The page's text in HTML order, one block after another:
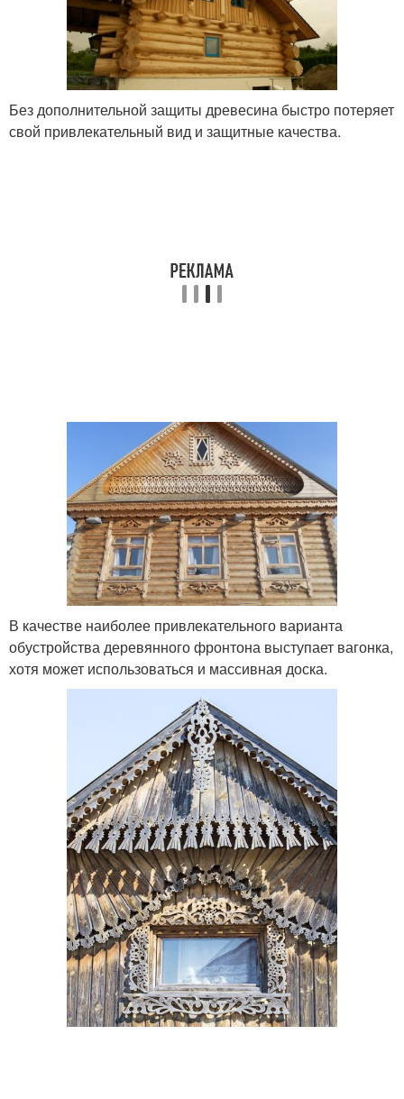
Без дополнительной защиты древесина быстро потеряет
свой привлекательный вид и защитные качества.
В качестве наиболее привлекательного варианта
обустройства деревянного фронтона выступает вагонка,
хотя может использоваться и массивная доска.